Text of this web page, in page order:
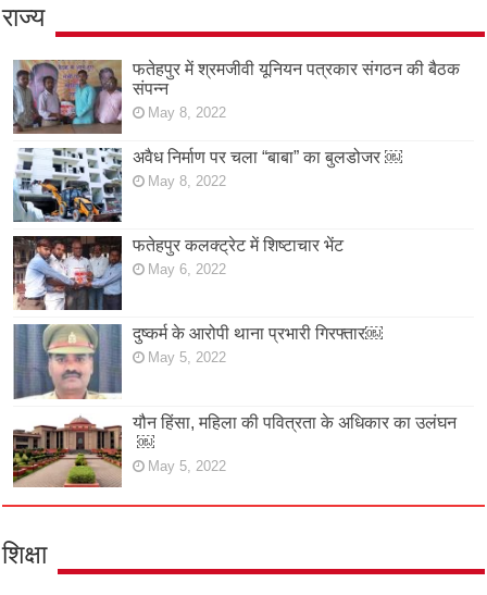
राज्य
फतेहपुर में श्रमजीवी यूनियन पत्रकार संगठन की बैठक
संपन्न
May 8, 2022
अवैध निर्माण पर चला “बाबा” का बुलडोजर ￼
May 8, 2022
फतेहपुर कलक्ट्रेट में शिष्टाचार भेंट
May 6, 2022
दुष्कर्म के आरोपी थाना प्रभारी गिरफ्तार￼
May 5, 2022
यौन हिंसा, महिला की पवित्रता के अधिकार का उलंघन
￼
May 5, 2022
शिक्षा